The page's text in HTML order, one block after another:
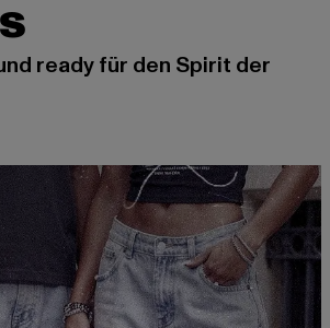
ready für den Spirit der